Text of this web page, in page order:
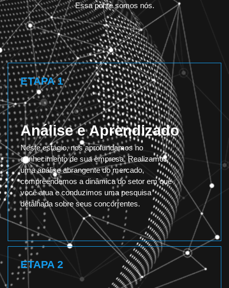
Essa ponte somos nós.
ETAPA 1
Análise e Aprendizado
Neste estágio, nos aprofundamos no
conhecimento de sua empresa. Realizamos
uma análise abrangente do mercado,
compreendemos a dinâmica do setor em que
você atua e conduzimos uma pesquisa
detalhada sobre seus concorrentes.
ETAPA 2